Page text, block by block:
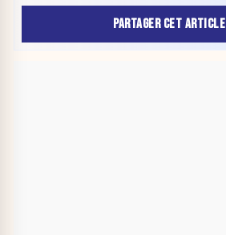
PARTAGER CET ARTICLE